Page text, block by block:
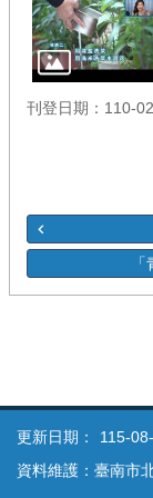
刊登日期：110-
更新日期：
115-
資料維護：臺南市